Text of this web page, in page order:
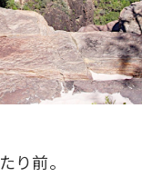
り前。